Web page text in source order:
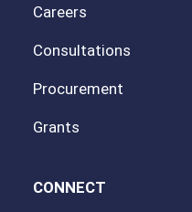
Careers
Consultations
Procurement
Grants
CONNECT